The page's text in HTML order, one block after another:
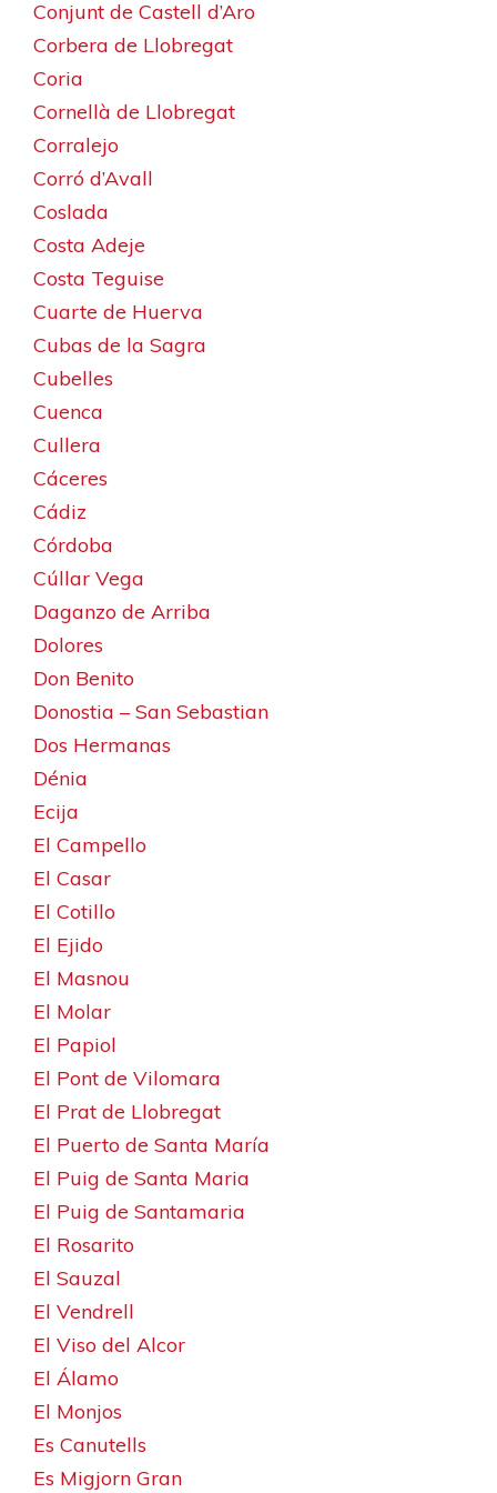
Conjunt de Castell d’Aro
Corbera de Llobregat
Coria
Cornellà de Llobregat
Corralejo
Corró d’Avall
Coslada
Costa Adeje
Costa Teguise
Cuarte de Huerva
Cubas de la Sagra
Cubelles
Cuenca
Cullera
Cáceres‎
Cádiz
Córdoba
Cúllar Vega
Daganzo de Arriba
Dolores
Don Benito
Donostia – San Sebastian
Dos Hermanas
Dénia
Ecija
El Campello
El Casar
El Cotillo
El Ejido
El Masnou
El Molar
El Papiol
El Pont de Vilomara
El Prat de Llobregat
El Puerto de Santa María
El Puig de Santa Maria
El Puig de Santamaria
El Rosarito
El Sauzal
El Vendrell
El Viso del Alcor
El Álamo
El Monjos
Es Canutells
Es Migjorn Gran